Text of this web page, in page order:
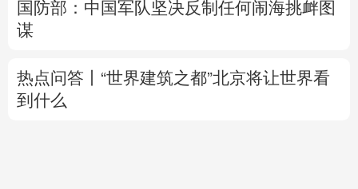
国防部：中国军队坚决反制任何闹海挑衅图
谋
热点问答丨“世界建筑之都”北京将让世界看
到什么